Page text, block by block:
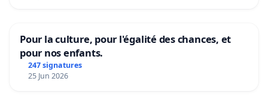
Pour la culture, pour l'égalité des chances, et
pour nos enfants.
247 signatures
25 Jun 2026